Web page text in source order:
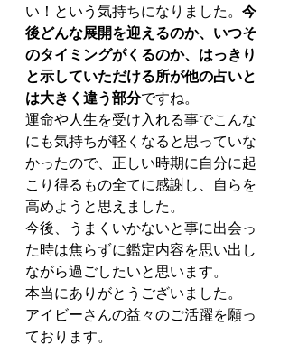
い！という気持ちになりました。 今
後どんな展開を迎えるのか、いつそ
のタイミングがくるのか、はっきり
と示していただける所が他の占いと
は大きく違う部分ですね。
運命や人生を受け入れる事でこんな
にも気持ちが軽くなると思っていな
かったので、正しい時期に自分に起
こり得るもの全てに感謝し、自らを
高めようと思えました。
今後、うまくいかないと事に出会っ
た時は焦らずに鑑定内容を思い出し
ながら過ごしたいと思います。
本当にありがとうございました。
アイビーさんの益々のご活躍を願っ
ております。